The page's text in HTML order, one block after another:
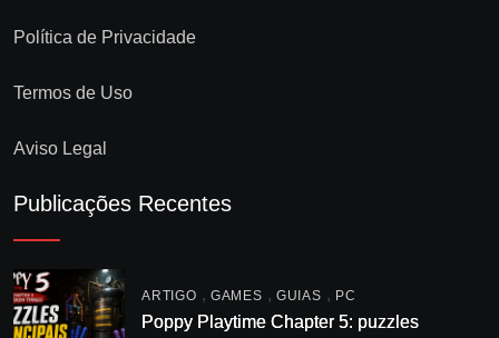
Política de Privacidade
Termos de Uso
Aviso Legal
Publicações Recentes
ARTIGO , GAMES , GUIAS , PC
Poppy Playtime Chapter 5: puzzles